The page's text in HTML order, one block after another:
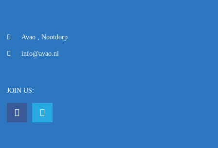
Avao , Nootdorp
info@avao.nl
JOIN US: